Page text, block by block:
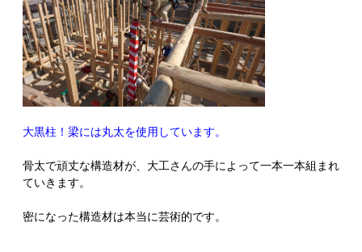
大黒柱！梁には丸太を使用しています。
骨太で頑丈な構造材が、大工さんの手によって一本一本組まれ
ていきます。
密になった構造材は本当に芸術的です。